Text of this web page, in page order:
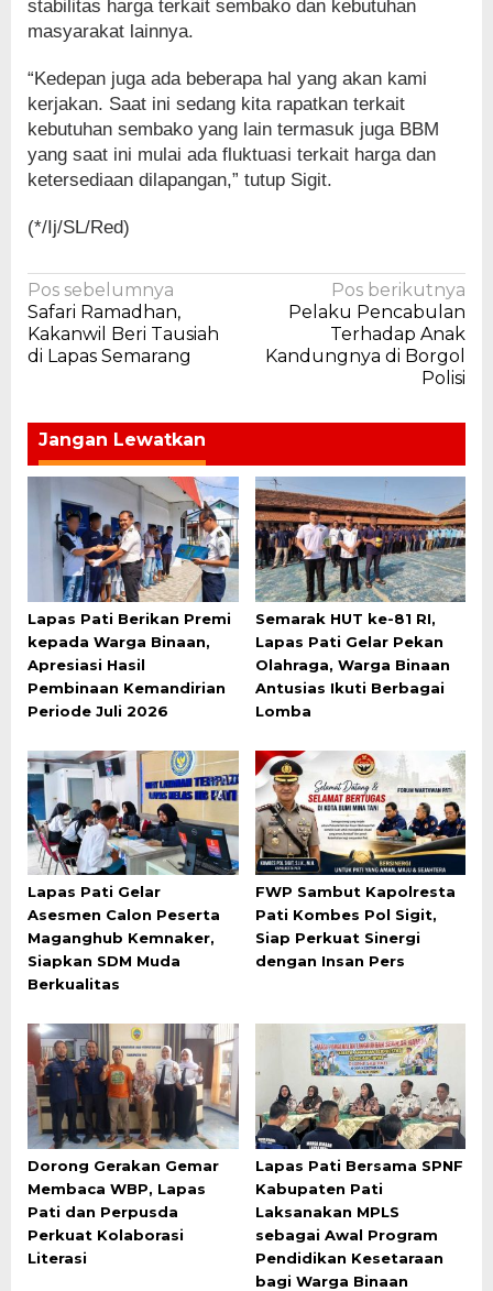
stabilitas harga terkait sembako dan kebutuhan
masyarakat lainnya.
“Kedepan juga ada beberapa hal yang akan kami
kerjakan. Saat ini sedang kita rapatkan terkait
kebutuhan sembako yang lain termasuk juga BBM
yang saat ini mulai ada fluktuasi terkait harga dan
ketersediaan dilapangan,” tutup Sigit.
(*/Ij/SL/Red)
Navigasi
pos
Pos sebelumnya
Safari Ramadhan,
Kakanwil Beri Tausiah
di Lapas Semarang
Pos berikutnya
Pelaku Pencabulan
Terhadap Anak
Kandungnya di Borgol
Polisi
Jangan Lewatkan
Lapas Pati Berikan Premi
kepada Warga Binaan,
Apresiasi Hasil
Pembinaan Kemandirian
Periode Juli 2026
Semarak HUT ke-81 RI,
Lapas Pati Gelar Pekan
Olahraga, Warga Binaan
Antusias Ikuti Berbagai
Lomba
Lapas Pati Gelar
Asesmen Calon Peserta
Maganghub Kemnaker,
Siapkan SDM Muda
Berkualitas
FWP Sambut Kapolresta
Pati Kombes Pol Sigit,
Siap Perkuat Sinergi
dengan Insan Pers
Dorong Gerakan Gemar
Membaca WBP, Lapas
Pati dan Perpusda
Perkuat Kolaborasi
Literasi
Lapas Pati Bersama SPNF
Kabupaten Pati
Laksanakan MPLS
sebagai Awal Program
Pendidikan Kesetaraan
bagi Warga Binaan